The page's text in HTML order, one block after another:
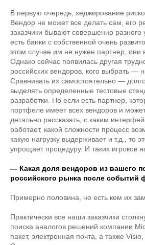
В первую очередь, хеджирование
Вендор не может все делать сам, его
заказчики бывают совершенно
есть банки с собственной очень
этом случае им не нужен партнер, они
Однако сейчас появилась другая
российских вендоров, кого выбрать —
Сравнивать их самостоятельно —
выделять определенные тестовые
разработки. Но если есть партнер,
портфеле имеет всех вендоров и
детально рассказать, с каким
работает, какой сложности процесс
какую нагрузку выдерживает и т.д., то
упрощает процедуру. И таких игроков
— Какая доля вендоров из вашего
российского рынка после событий
Примерно половина, но есть кем их
Практически все наши заказчики
поиска аналогов решений компании
пакет, электронная почта, а также